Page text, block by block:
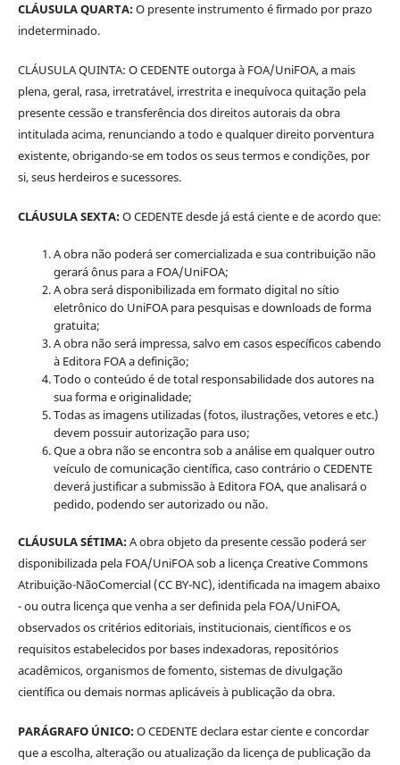
CLÁUSULA QUARTA:O presente instrumento é firmado por prazo
indeterminado.
CLÁUSULA QUINTA: O CEDENTE outorga à FOA/UniFOA, a mais
plena, geral, rasa, irretratável, irrestrita e inequívoca quitação pela
presente cessão e transferência dos direitos autorais da obra
intitulada acima, renunciando a todo e qualquer direito porventura
existente, obrigando-se em todos os seus termos e condições, por
si, seus herdeiros e sucessores.
CLÁUSULA SEXTA:O CEDENTE desde já está ciente e de acordo que:
A obra não poderá ser comercializada e sua contribuição não
gerará ônus para a FOA/UniFOA;
A obra será disponibilizada em formato digital no sítio
eletrônico do UniFOA para pesquisas e downloads de forma
gratuita;
A obra não será impressa, salvo em casos específicos cabendo
à Editora FOA a definição;
Todo o conteúdo é de total responsabilidade dos autores na
sua forma e originalidade;
Todas as imagens utilizadas (fotos, ilustrações, vetores e etc.)
devem possuir autorização para uso;
Que a obra não se encontra sob a análise em qualquer outro
veículo de comunicação científica, caso contrário o CEDENTE
deverá justificar a submissão à Editora FOA, que analisará o
pedido, podendo ser autorizado ou não.
CLÁUSULA SÉTIMA:A obra objeto da presente cessão poderá ser
disponibilizada pela FOA/UniFOA sob a licença Creative Commons
Atribuição-NãoComercial (CC BY-NC), identificada na imagem abaixo
- ou outra licença que venha a ser definida pela FOA/UniFOA,
observados os critérios editoriais, institucionais, científicos e os
requisitos estabelecidos por bases indexadoras, repositórios
acadêmicos, organismos de fomento, sistemas de divulgação
científica ou demais normas aplicáveis à publicação da obra.
PARÁGRAFO ÚNICO:O CEDENTE declara estar ciente e concordar
que a escolha, alteração ou atualização da licença de publicação da